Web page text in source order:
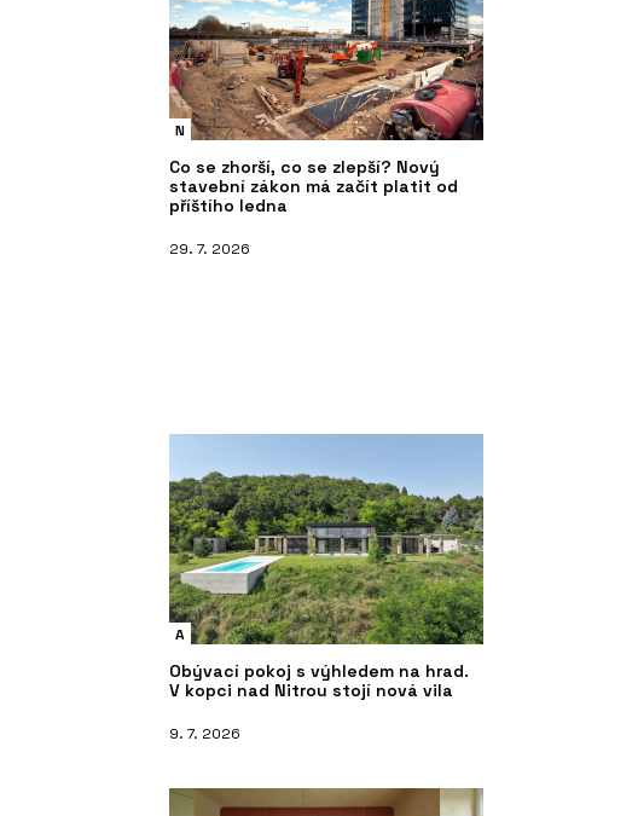
N
Co se zhorší, co se zlepší? Nový
stavební zákon má začít platit od
příštího ledna
29. 7. 2026
A
Obývací pokoj s výhledem na hrad.
V kopci nad Nitrou stojí nová vila
9. 7. 2026